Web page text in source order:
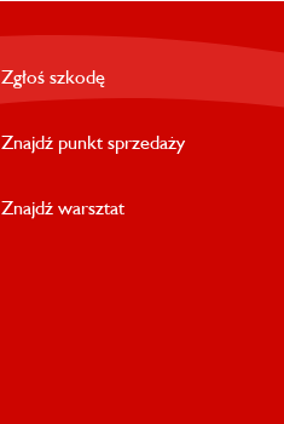
Zgłoś szkodę
Znajdź punkt sprzedaży
Znajdź warsztat